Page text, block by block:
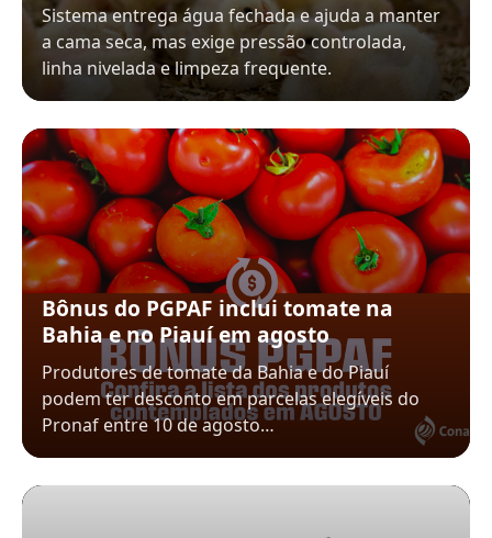
Sistema entrega água fechada e ajuda a manter
a cama seca, mas exige pressão controlada,
linha nivelada e limpeza frequente.
Bônus do PGPAF inclui tomate na
Bahia e no Piauí em agosto
Produtores de tomate da Bahia e do Piauí
podem ter desconto em parcelas elegíveis do
Pronaf entre 10 de agosto…